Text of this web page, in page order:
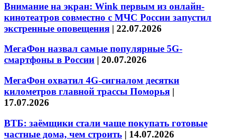
Внимание на экран: Wink первым из онлайн-
кинотеатров совместно с МЧС России запустил
экстренные оповещения | 22.07.2026
МегаФон назвал самые популярные 5G-
смартфоны в России | 20.07.2026
МегаФон охватил 4G-сигналом десятки
километров главной трассы Поморья |
17.07.2026
ВТБ: заёмщики стали чаще покупать готовые
частные дома, чем строить | 14.07.2026